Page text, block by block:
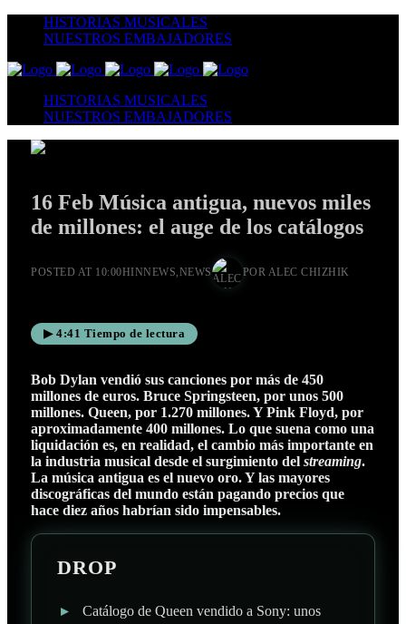
HISTORIAS MUSICALES
NUESTROS EMBAJADORES
HISTORIAS MUSICALES
NUESTROS EMBAJADORES
16 Feb Música antigua, nuevos miles
de millones: el auge de los catálogos
POSTED AT 10:00HINNEWS,NEWS POR ALEC CHIZHIK
▶ 4:41 Tiempo de lectura
Bob Dylan vendió sus canciones por más de 450
millones de euros. Bruce Springsteen, por unos 500
millones. Queen, por 1.270 millones. Y Pink Floyd, por
aproximadamente 400 millones. Lo que suena como una
liquidación es, en realidad, el cambio más importante en
la industria musical desde el surgimiento del streaming.
La música antigua es el nuevo oro. Y las mayores
discográficas del mundo están pagando precios que
hace diez años habrían sido impensables.
DROP
▸
Catálogo de Queen vendido a Sony: unos